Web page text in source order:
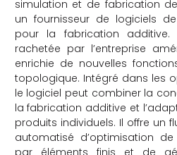
simulation et de fabrication
un fournisseur de logiciels
pour la fabrication
rachetée par l’entreprise
enrichie de nouvelles
topologique. Intégré dans les
le logiciel peut combiner la
la fabrication additive et
produits individuels. Il offre un
automatisé d’optimisation